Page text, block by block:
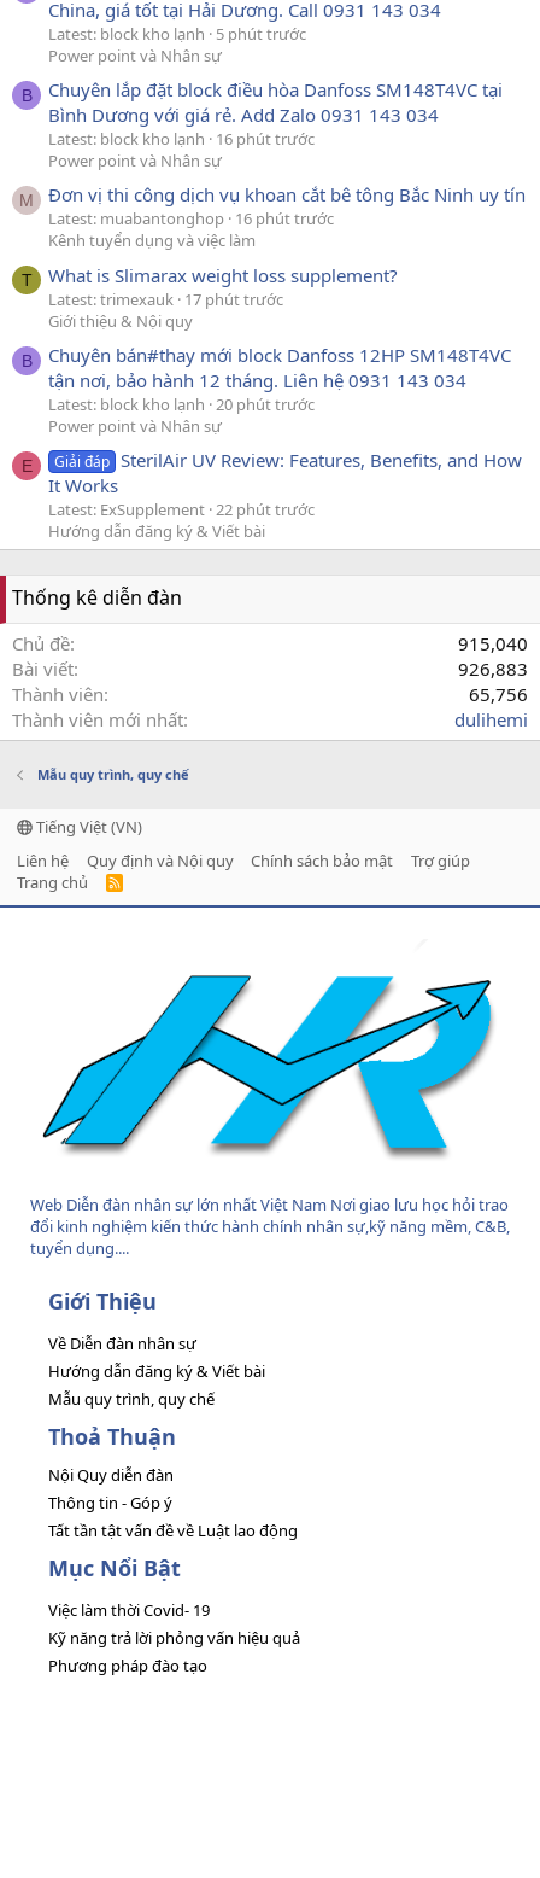
China, giá tốt tại Hải Dương. Call 0931 143 034
Latest: block kho lạnh
5 phút trước
Power point và Nhân sự
B
Chuyên lắp đặt block điều hòa Danfoss SM148T4VC tại
Bình Dương với giá rẻ. Add Zalo 0931 143 034
Latest: block kho lạnh
16 phút trước
Power point và Nhân sự
M Đơn vị thi công dịch vụ khoan cắt bê tông Bắc Ninh uy tín
Latest: muabantonghop 16 phút trước
Kênh tuyển dụng và việc làm
T What is Slimarax weight loss supplement?
Latest: trimexauk 17 phút trước
Giới thiệu & Nội quy
B
Chuyên bán#thay mới block Danfoss 12HP SM148T4VC
tận nơi, bảo hành 12 tháng. Liên hệ 0931 143 034
Latest: block kho lạnh 20 phút trước
Power point và Nhân sự
E Giải đáp SterilAir UV Review: Features, Benefits, and How
It Works
Latest: ExSupplement 22 phút trước
Hướng dẫn đăng ký & Viết bài
Thống kê diễn đàn
Chủ đề
915,040
Bài viết
926,883
Thành viên
65,756
Thành viên mới nhất
dulihemi
Mẫu quy trình, quy chế
Tiếng Việt (VN)
Liên hệ
Quy định và Nội quy Chính sách bảo mật
Trợ giúp
Trang chủ
R
Web Diễn đàn nhân sự lớn nhất Việt Nam Nơi giao lưu học hỏi trao
đổi kinh nghiệm kiến thức hành chính nhân sự,kỹ năng mềm, C&B,
tuyển dụng....
Giới Thiệu
Về Diễn đàn nhân sự
Hướng dẫn đăng ký & Viết bài
Mẫu quy trình, quy chế
Thoả Thuận
Nội Quy diễn đàn
Thông tin - Góp ý
Tất tần tật vấn đề về Luật lao động
Mục Nổi Bật
Việc làm thời Covid- 19
Kỹ năng trả lời phỏng vấn hiệu quả
Phương pháp đào tạo